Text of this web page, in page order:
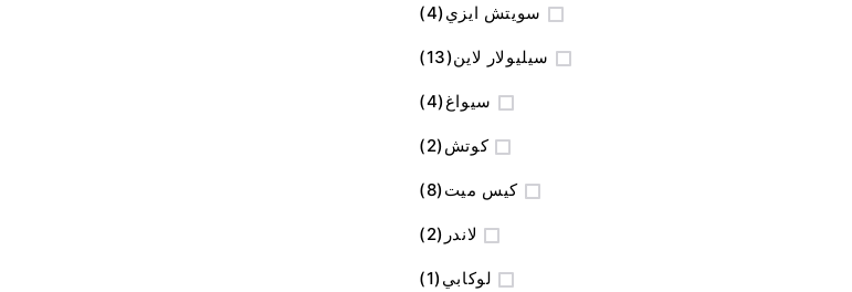
سويتش ايزي 4
المنتج
سيليولار لاين 13
المنتج
سيواغ 4
المنتج
كوتش 2
المنتج
كيس ميت 8
المنتج
لاندر 2
المنتج
لوكابي 1
منتج